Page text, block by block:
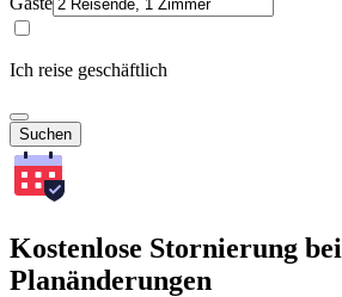
Ich reise geschäftlich
Suchen
Kostenlose Stornierung bei
Planänderungen